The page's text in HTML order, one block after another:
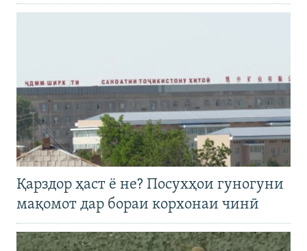
Қарздор ҳаст ё не? Посухҳои гуногуни
мақомот дар бораи корхонаи чинӣ